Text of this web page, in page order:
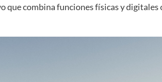
que combina funciones físicas y digitales